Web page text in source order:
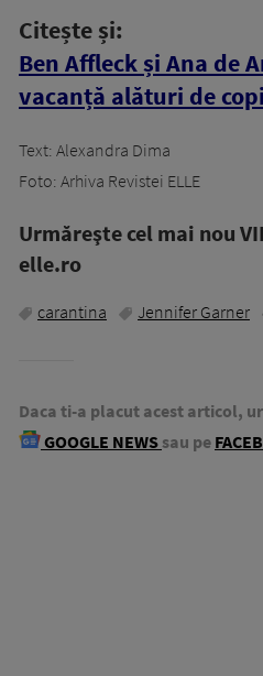
Citește și:
Ben Affleck și Ana de
vacanță alături de
Text: Alexandra Dima
Foto: Arhiva Revistei ELLE
Urmăreşte cel mai nou
elle.ro
carantina Jennifer Garner
Daca ti-a placut acest articol,
GOOGLE NEWS sau pe